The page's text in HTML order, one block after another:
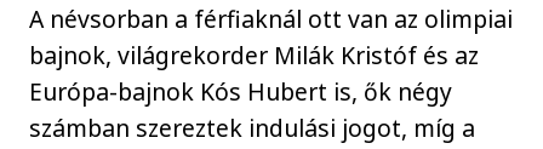
A névsorban a férfiaknál ott van az olimpiai
bajnok, világrekorder Milák Kristóf és az
Európa-bajnok Kós Hubert is, ők négy
számban szereztek indulási jogot, míg a